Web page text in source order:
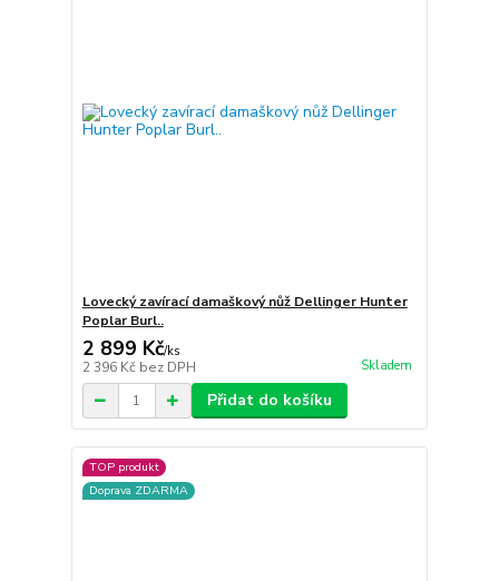
Lovecký zavírací damaškový nůž Dellinger Hunter
Poplar Burl..
2 899 Kč/ks
2 396 Kč bez DPH Skladem
Přidat do košíku
TOP produkt
Doprava ZDARMA